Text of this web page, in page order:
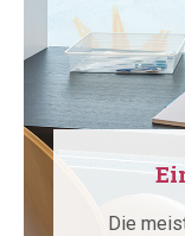
Die